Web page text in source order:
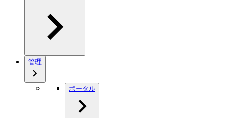
管理
ポータル